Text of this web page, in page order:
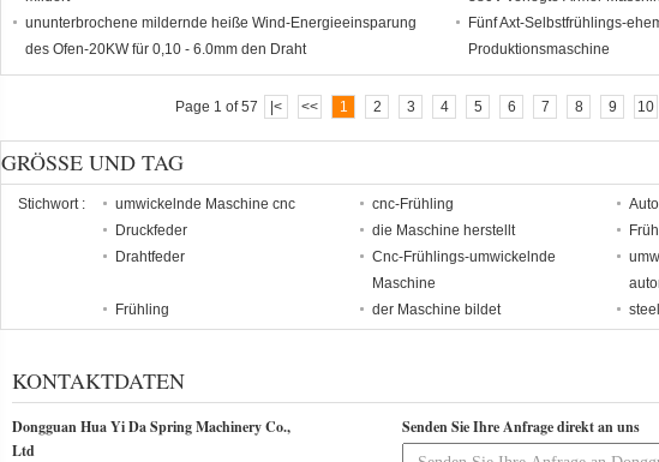
ununterbrochene mildernde heiße Wind-Energieeinsparung
des Ofen-20KW für 0,10 - 6.0mm den Draht
Fünf Axt-Selbstfrühlings-
Produktionsmaschine
Page 1 of 57 |< << 1 2 3 4 5 6 7 8 9 10
GRÖSSE UND TAG
Stichwort : umwickelnde Maschine cnc cnc-Frühling
Druckfeder
die Maschine herstellt
Drahtfeder
Cnc-Frühlings-umwickelnde
Maschine
Frühling
der Maschine bildet
KONTAKTDATEN
Dongguan Hua Yi Da Spring Machinery Co.,
Ltd
Senden Sie Ihre Anfrage direkt an uns